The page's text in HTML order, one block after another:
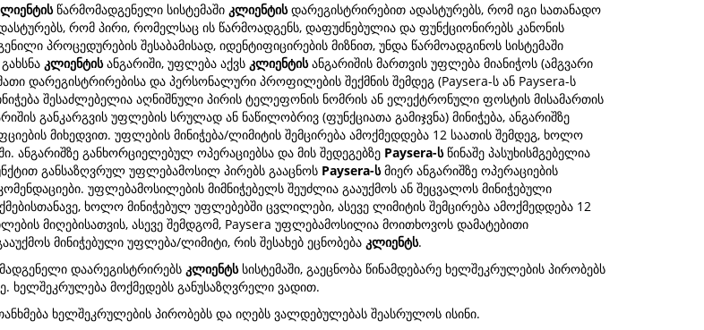
წარმომადგენელი სისტემაში კლიენტისდარეგისტრირებით ადასტურებს, რომ იგი სათანადო
რომ პირი, რომელსაც ის წარმოადგენს, დაფუძნებულია და ფუნქციონირებს კანონის
პროცედურების შესაბამისად, იდენტიფიცირების მიზნით, უნდა წარმოადგინოს სისტემაში
კლიენტისანგარიში, უფლება აქვს კლიენტისანგარიშის მართვის უფლება მიანიჭოს (ამგვარი
დარეგისტრირებისა და პერსონალური პროფილების შექმნის შემდეგ (Paysera-ს ან Paysera-ს
შესაძლებელია აღნიშნული პირის ტელეფონის ნომრის ან ელექტრონული ფოსტის მისამართის
განკარგვის უფლების სრულად ან ნაწილობრივ (ფუნქციათა გამიჯვნა) მინიჭება, ანგარიშზე
მიხედვით. უფლების მინიჭება/ლიმიტის შემცირება ამოქმედდება 12 საათის შემდეგ, ხოლო
ანგარიშზე განხორციელებულ ოპერაციებსა და მის შედეგებზე Paysera-სწინაშე პასუხისმგებელია
განსაზღვრულ უფლებამოსილ პირებს გააცნოს Paysera-სმიერ ანგარიშზე ოპერაციების
უფლებამოსილების მიმნიჭებელს შეუძლია გააუქმოს ან შეცვალოს მინიჭებული
ხოლო მინიჭებულ უფლებებში ცვლილები, ასევე ლიმიტის შემცირება ამოქმედდება 12
მიღებისათვის, ასევე შემდგომ, Paysera უფლებამოსილია მოითხოვოს დამატებითი
მინიჭებული უფლება/ლიმიტი, რის შესახებ ეცნობება კლიენტს.
დაარეგისტრირებს კლიენტსსისტემაში, გაეცნობა წინამდებარე ხელშეკრულების პირობებს
ხელშეკრულება მოქმედებს განუსაზღვრელი ვადით.
ხელშეკრულების პირობებს და იღებს ვალდებულებას შეასრულოს ისინი.